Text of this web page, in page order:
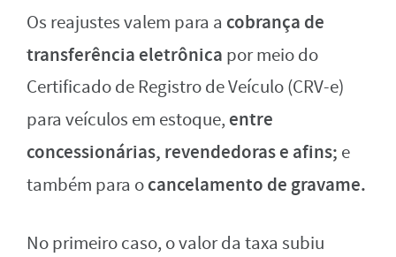
Os reajustes valem para a cobrança de
transferência eletrônica por meio do
Certificado de Registro de Veículo (CRV-e)
para veículos em estoque, entre
concessionárias, revendedoras e afins; e
também para ocancelamento de gravame.
No primeiro caso, o valor da taxa subiu